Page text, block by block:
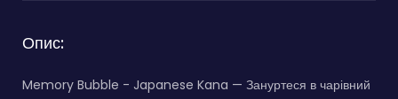
Опис:
Memory Bubble - Japanese Kana — Зануртеся в чарівний